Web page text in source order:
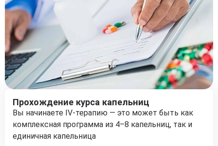
Прохождение курса капельниц
Вы начинаете IV-терапию — это может быть как
комплексная программа из 4–8 капельниц, так и
единичная капельница